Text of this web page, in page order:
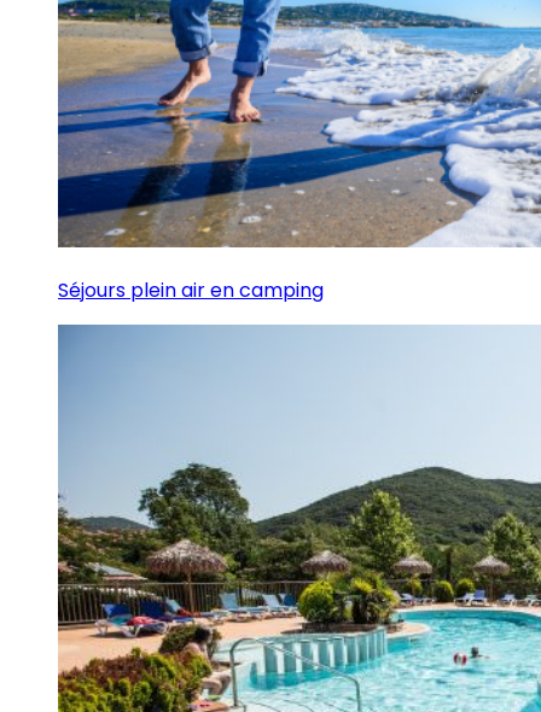
Séjours plein air en camping